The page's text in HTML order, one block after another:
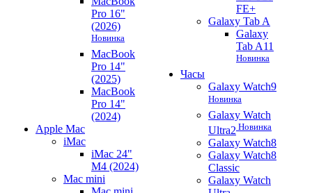
Pro 16"
(2026)
Новинка
MacBook
Pro 14"
(2025)
MacBook
Pro 14"
(2024)
Apple Mac
iMac
iMac 24"
M4 (2024)
Mac mini
FE+
Galaxy Tab A
Galaxy
Tab A11
Новинка
Часы
Galaxy Watch9
Новинка
Galaxy Watch
Ultra2 Новинка
Galaxy Watch8
Galaxy Watch8
Classic
Galaxy Watch